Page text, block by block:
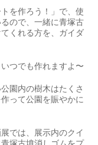
を作ろう！」で、使
ので、一緒に青塚古
くれる方を、ガイダ
つでも作れますよ〜
園内の樹木はたくさ
って公園を賑やかに
では、展示内のクイ